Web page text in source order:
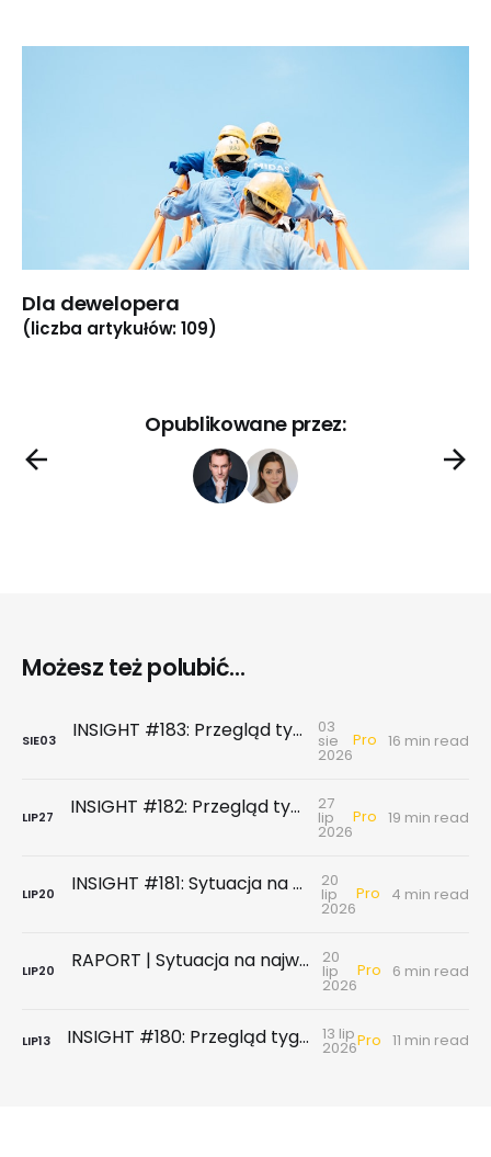
Dla dewelopera
(liczba artykułów: 109)
Opublikowane przez:
Możesz też polubić...
SIE03 INSIGHT #183: Przegląd tygodniowy | Najnowsze dane GUS … czyli sezon wakacyjny z wiatrem w żagle 03
sie
2026
Pro 16 min read
LIP27 INSIGHT #182: Przegląd tygodniowy | Rynek biurowy - powierzchni biurowych nie brakuje, chyba że tych w najnowszym standardzie 27
lip
2026
Pro 19 min read
LIP20 INSIGHT #181: Sytuacja na największych rynkach mieszkaniowych po II kwartale 2026 20
lip
2026
Pro 4 min read
LIP20 RAPORT | Sytuacja na największych rynkach mieszkaniowych po II kwartale 2026 20
lip
2026
Pro 6 min read
LIP13 INSIGHT #180: Przegląd tygodniowy | Badanie ankietowe NBP - rynek wtórny & najem 13 lip
2026Pro 11 min read